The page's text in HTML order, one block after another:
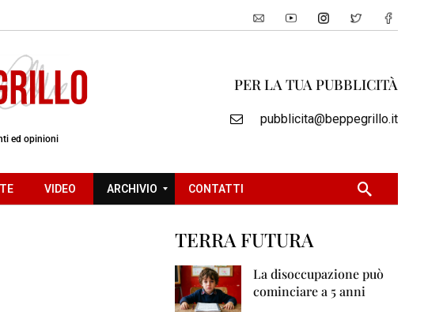
ed opinioni
PER LA TUA PUBBLICITÀ
pubblicita@beppegrillo.it
VIDEO ARCHIVIO CONTATTI
TERRA FUTURA
La disoccupazione può
cominciare a 5 anni